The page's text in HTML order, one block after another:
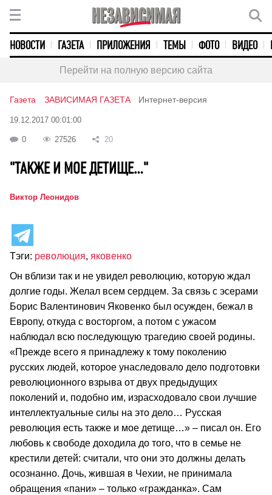
НОВОСТИ ГАЗЕТА ПРИЛОЖЕНИЯ ТЕМЫ ФОТО ВИДЕО
Перейти на полную версию сайта
Газета ЗАВИСИМАЯ ГАЗЕТА Интернет-версия
19.12.2017 00:01:00
0 27526 20
"ТАКЖЕ И МОЕ ДЕТИЩЕ…"
Виктор Леонидов
Тэги: революция, яковенко
Он вблизи так и не увидел революцию, которую ждал
долгие годы. Желал всем сердцем. За связь с эсерами
Борис Валентинович Яковенко был осужден, бежал в
Европу, откуда с восторгом, а потом с ужасом
наблюдал всю последующую трагедию своей родины.
«Прежде всего я принадлежу к тому поколению
русских людей, которое унаследовало дело подготовки
революционного взрыва от двух предыдущих
поколений и, подобно им, израсходовало свои лучшие
интеллектуальные силы на это дело… Русская
революция есть также и мое детище…» – писал он. Его
любовь к свободе доходила до того, что в семье не
крестили детей: считали, что они это должны делать
осознанно. Дочь, жившая в Чехии, не принимала
обращения «пани» – только «гражданка». Сам